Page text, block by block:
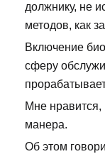
должнику, не
методов, как
Включение
сферу
Мне нравится,
манера.
Об этом